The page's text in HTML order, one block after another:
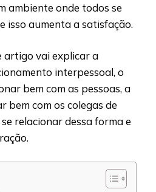
ambiente onde todos se
isso aumenta a satisfação.
artigo vai explicar a
interpessoal, o
bem com as pessoas, a
bem com os colegas de
relacionar dessa forma e